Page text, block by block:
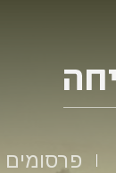
פרסומים